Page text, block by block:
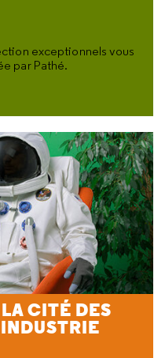
exceptionnels vous
par Pathé.
CITÉ DES